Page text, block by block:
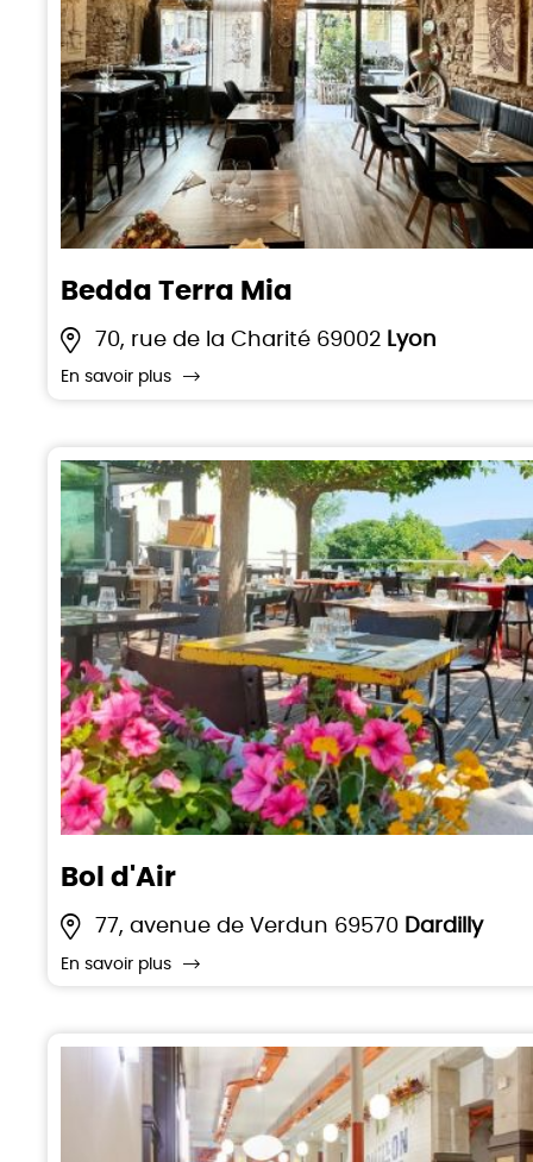
Bedda Terra Mia
70, rue de la Charité 69002 Lyon
En savoir plus
Bol d'Air
77, avenue de Verdun 69570 Dardilly
En savoir plus